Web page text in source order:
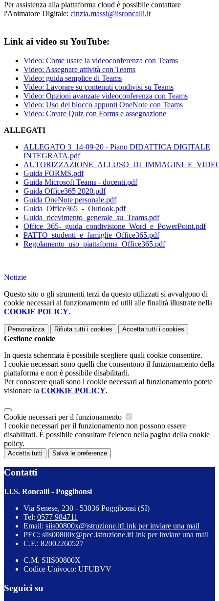
Per assistenza alla piattaforma cloud è possibile contattare
l'Animatore Digitale: cinzia.massi@iisroncalli.it
Link ai video su YouTube:
Video: Come usare la videoconferenza con Teams
Video: Assegnare attività con Teams
Video: guida semplice di Teams
Video: Lavorare su contenuti condivisi su Teams
Video: Opzioni avanzate videoconferenza con Teams
Video: Uso del blocco appunti OneNote con Teams
Video: Creare Quiz con Forms e assegnazione
ALLEGATI
ALLEGATO 3_14-09-20 - Piano DIDATTICA DIGITALE
INTEGRATA.pdf
Guida FORMS.pdf
Guida Microsoft Teams - docenti.pdf
Guida Office365 2020.pdf
Guida OneNote personale.pdf
Guida_Office365_-_Outlook.pdf
Guida_ricevimento_generale_su_Teams.pdf
Office_365-_guida_condivisione_Word_e_PowerPoint.pdf
PATTO_studenti_e_famiglie_Office365.pdf
Regolamento_uso_piattaforma_Office365.pdf
Notizie
Questo sito o gli strumenti terzi da questo utilizzati si avvalgono di
cookie necessari al funzionamento ed utili alle finalità illustrate nella
COOKIE POLICY.
Personalizza Rifiuta tutti i cookies Accetta tutti i cookies
Gestione cookie
In questa schermata è possibile scegliere quali cookie consentire.
I cookie necessari sono quelli che consentono il funzionamento della
piattaforma e non è possibile disabilitarli.
Per conoscere quali sono i cookie necessari al funzionamento potete
visionare la COOKIE POLICY.
Cookie necessari per il funzionamento
I cookie necessari per il funzionamento non possono essere
disabilitati. È possibile consultare l'elenco nella pagina della cookie
policy.
Accetta tutti Salva le preferenze
Contatti
I.I.S. Roncalli - Poggibonsi
Via Senese, 230 - 53036 Poggibonsi (SI)
Tel: 0577 984711
Email: siis00800x@istruzione.itLink per inviare una mail
PEC: siis00800x@pec.istruzione.itLink per inviare una mail
C.F.: 82002260527
C.M. SIIS00800X
Codice Univoco: UFUBVV
Seguici su